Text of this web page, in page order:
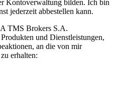
Kontoverwaltung bilden. Ich bin
jederzeit abbestellen kann.
TMS Brokers S.A.
und Dienstleistungen,
an die von mir
erhalten: